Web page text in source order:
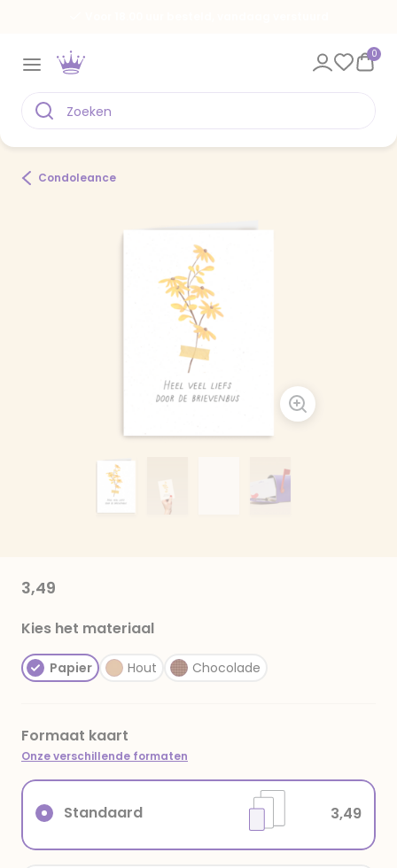
0
Condoleance
3,49
Kies het materiaal
Papier Hout Chocolade
Formaat kaart
Onze verschillende formaten
Standaard 3,49